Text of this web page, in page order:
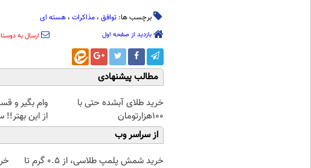
برچسب ها: توافق ، مذاکرات ، هسته ای
بازدید از صفحه اول ارسال به
مطالب پیشنهادی
خرید طلای آبشده حتی با
۱۰۰هزارتومان
وام بگیر و
از این بهتر!!
از سراسر وب
خرید شمش پلمپ طلاسی، از ۰.۵ گرم تا